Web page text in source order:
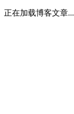
正在加载博客文章...